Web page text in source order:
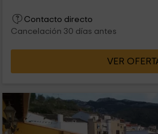
Contacto directo
Cancelación 30 días antes
VER